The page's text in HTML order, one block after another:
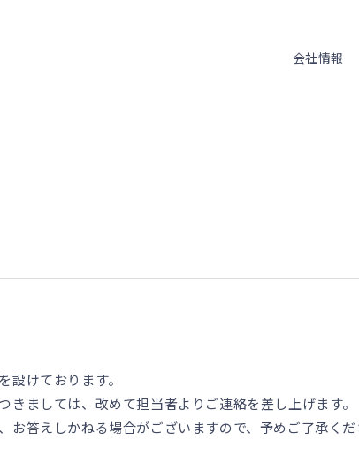
会社情報
設けております。
ましては、改めて担当者よりご連絡を差し上げます。
お答えしかねる場合がございますので、予めご了承く